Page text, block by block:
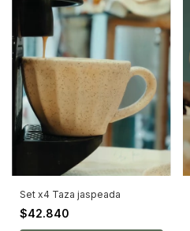
Set x4 Taza jaspeada
$42.840